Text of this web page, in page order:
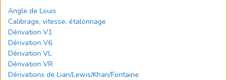
Angle de Louis
Calibrage, vitesse, étalonnage
Dérivation V1
Dérivation V6
Dérivation VL
Dérivation VR
Dérivations de Lian/Lewis/Khan/Fontaine